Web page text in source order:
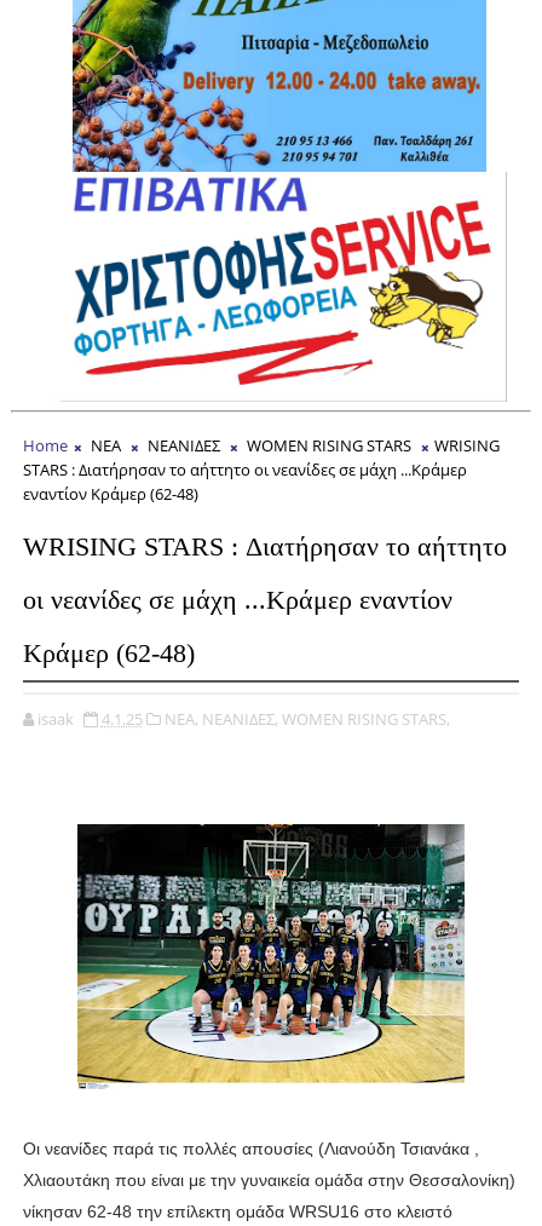
Home NEA NEANIΔΕΣ WOMΕN RISING STARS
WRISING
STARS : Διατήρησαν το αήττητο οι νεανίδες σε μάχη ...Κράμερ
εναντίον Κράμερ (62-48)
WRISING STARS : Διατήρησαν το αήττητο
οι νεανίδες σε μάχη ...Κράμερ εναντίον
Κράμερ (62-48)
isaak 4.1.25 NEA, NEANIΔΕΣ, WOMΕN RISING STARS,
Οι νεανίδες παρά τις πολλές απουσίες (Λιανούδη Τσιανάκα ,
Χλιαουτάκη που είναι με την γυναικεία ομάδα στην Θεσσαλονίκη)
νίκησαν 62-48 την επίλεκτη ομάδα WRSU16 στο κλειστό